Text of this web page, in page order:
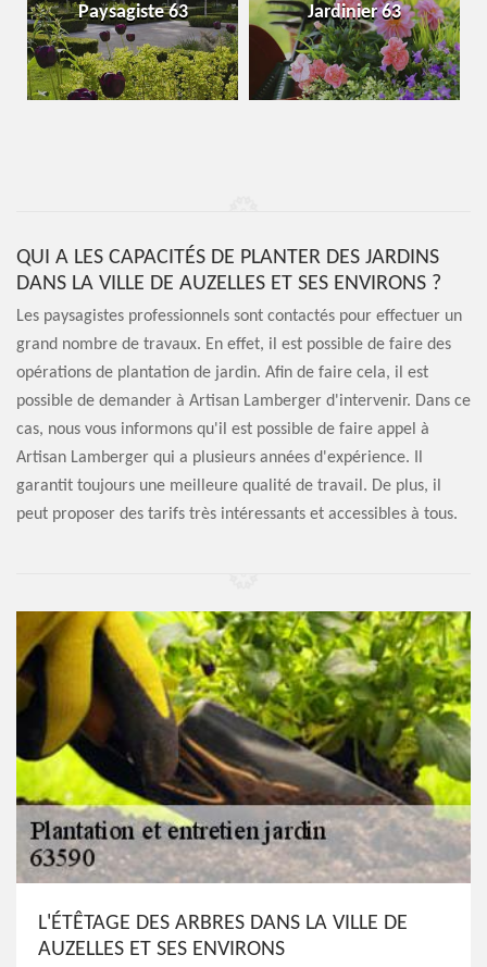
Paysagiste 63 Jardinier 63
QUI A LES CAPACITÉS DE PLANTER DES JARDINS
DANS LA VILLE DE AUZELLES ET SES ENVIRONS ?
Les paysagistes professionnels sont contactés pour effectuer un
grand nombre de travaux. En effet, il est possible de faire des
opérations de plantation de jardin. Afin de faire cela, il est
possible de demander à Artisan Lamberger d'intervenir. Dans ce
cas, nous vous informons qu'il est possible de faire appel à
Artisan Lamberger qui a plusieurs années d'expérience. Il
garantit toujours une meilleure qualité de travail. De plus, il
peut proposer des tarifs très intéressants et accessibles à tous.
L'ÉTÊTAGE DES ARBRES DANS LA VILLE DE
AUZELLES ET SES ENVIRONS